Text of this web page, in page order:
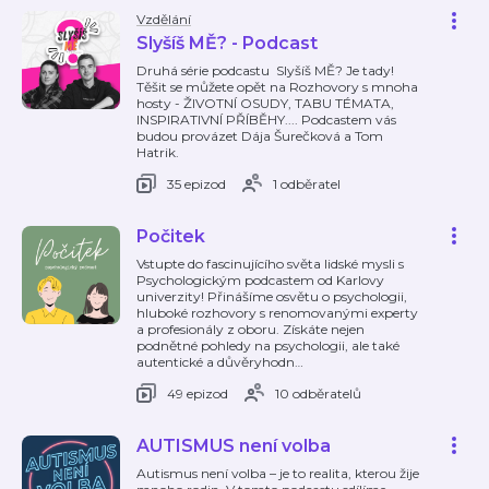
Vzdělání
Slyšíš MĚ? - Podcast
Druhá série podcastu Slyšíš MĚ? Je tady!
Těšit se můžete opět na Rozhovory s mnoha
hosty - ŽIVOTNÍ OSUDY, TABU TÉMATA,
INSPIRATIVNÍ PŘÍBĚHY.... Podcastem vás
budou provázet Dája Šurečková a Tom
Hatrik.
35 epizod
1 odběratel
Počitek
Vstupte do fascinujícího světa lidské mysli s
Psychologickým podcastem od Karlovy
univerzity! Přinášíme osvětu o psychologii,
hluboké rozhovory s renomovanými experty
a profesionály z oboru. Získáte nejen
podnětné pohledy na psychologii, ale také
autentické a důvěryhodn…
49 epizod
10 odběratelů
AUTISMUS není volba
Autismus není volba – je to realita, kterou žije